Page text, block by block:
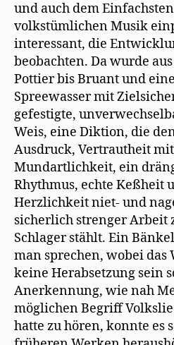
und auch dem
volkstümlichen Musik
interessant, die
beobachten. Da wurde
Pottier bis Bruant und
Spreewasser mit
gefestigte,
Weis, eine Diktion, die
Ausdruck, Vertrautheit
Mundartlichkeit, ein
Rhythmus, echte Keßheit
Herzlichkeit niet- und
sicherlich strenger
Schlager stählt. Ein
man sprechen, wobei das
keine Herabsetzung sein
Anerkennung, wie nah
möglichen Begriff
hatte zu hören, konnte es